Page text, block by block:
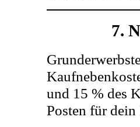
7.
und 15 % des
Posten für